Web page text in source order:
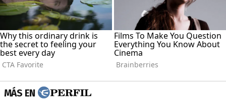
MÁS EN